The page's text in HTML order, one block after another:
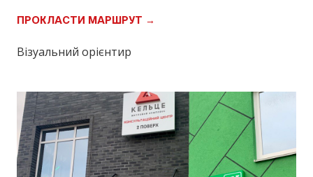
ПРОКЛАСТИ МАРШРУТ →
Візуальний орієнтир